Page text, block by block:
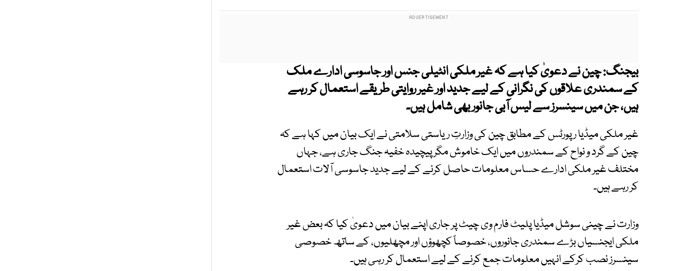
بیجنگ: چین نے دعویٰ کیا ہے کہ غیر ملکی انٹیلی جنس اور جاسوسی ادارے ملک
کے سمندری علاقوں کی نگرانی کے لیے جدید اور غیر روایتی طریقے استعمال کر رہے
ہیں، جن میں سینسرز سے لیس آبی جانور بھی شامل ہیں۔
غیر ملکی میڈیا رپورٹس کے مطابق چین کی وزارتِ ریاستی سلامتی نے ایک بیان میں کہا ہے کہ
چین کے گرد و نواح کے سمندروں میں ایک خاموش مگر پیچیدہ خفیہ جنگ جاری ہے، جہاں
مختلف غیر ملکی ادارے حساس معلومات حاصل کرنے کے لیے جدید جاسوسی آلات استعمال
کر رہے ہیں۔
وزارت نے چینی سوشل میڈیا پلیٹ فارم وی چیٹ پر جاری اپنے بیان میں دعویٰ کیا کہ بعض غیر
ملکی ایجنسیاں بڑے سمندری جانوروں، خصوصاً کچھوؤں اور مچھلیوں، کے ساتھ خصوصی
سینسرز نصب کرکے انہیں معلومات جمع کرنے کے لیے استعمال کر رہی ہیں۔